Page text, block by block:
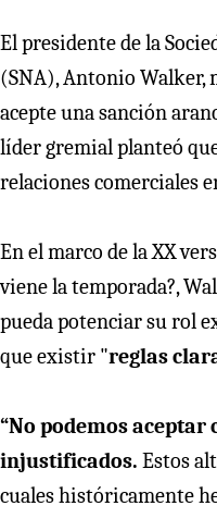
El presidente de la
(SNA), Antonio Walker,
acepte una sanción
líder gremial planteó
relaciones comerciales
En el marco de la XX
viene la temporada?,
pueda potenciar su rol
que existir "reglas
“No podemos
injustificados. Estos
cuales históricamente